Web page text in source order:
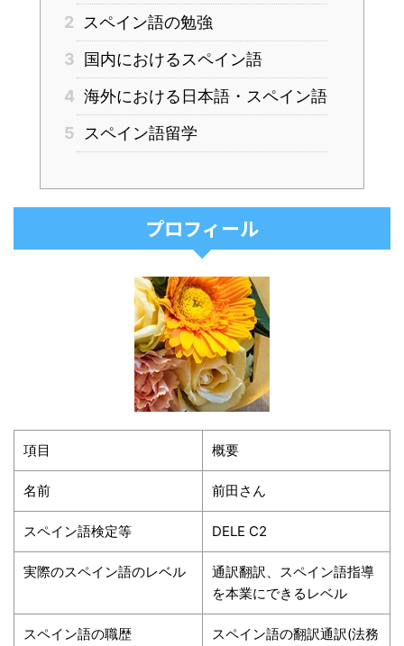
2
スペイン語の勉強
3
国内におけるスペイン語
4 海外における日本語・スペイン語
5
スペイン語留学
プロフィール
項目 概要
名前 前田さん
スペイン語検定等 DELE C2
実際のスペイン語のレベル
通訳翻訳、スペイン語指導
を本業にできるレベル
スペイン語の職歴
スペイン語の翻訳通訳(法務